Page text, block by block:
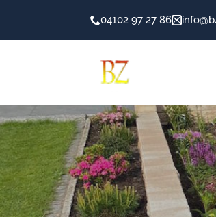
04102 97 27 86